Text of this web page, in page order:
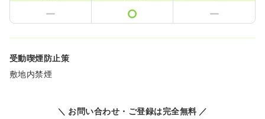
受動喫煙防止策
敷地内禁煙
＼ お問い合わせ・ご登録は完全無料 ／